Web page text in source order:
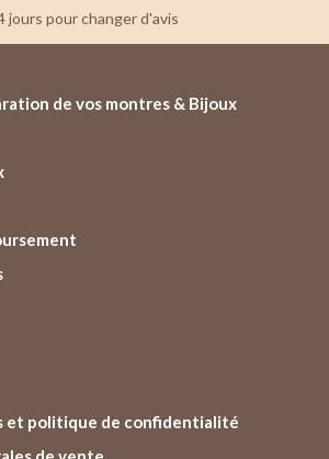
jours pour changer d'avis
de vos montres & Bijoux
et politique de confidentialité